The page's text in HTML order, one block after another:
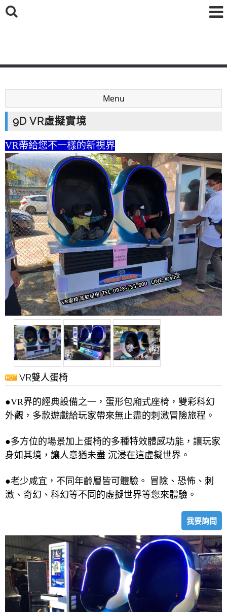
Menu
9D VR虛擬實境
VR帶給您不一樣的新視界
VR雙人蛋椅
●VR界的經典設備之一，蛋形包廂式座椅，雙彩科幻
外觀，多款遊戲給玩家帶來無止盡的刺激冒險旅程。
●多方位的場景加上蛋椅的多種特效體感功能，讓玩家
身如其境，讓人意猶未盡 沉浸在這虛擬世界。
●老少咸宜，不同年齡層皆可體驗。 冒險、恐怖、刺
激、奇幻、科幻等不同的虛擬世界等您來體驗。
我要詢問